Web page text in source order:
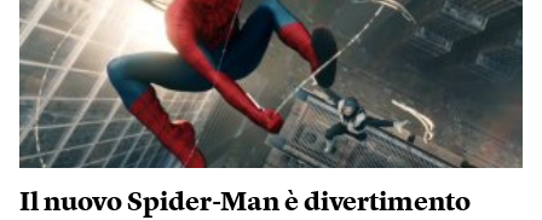
Il nuovo Spider-Man è divertimento